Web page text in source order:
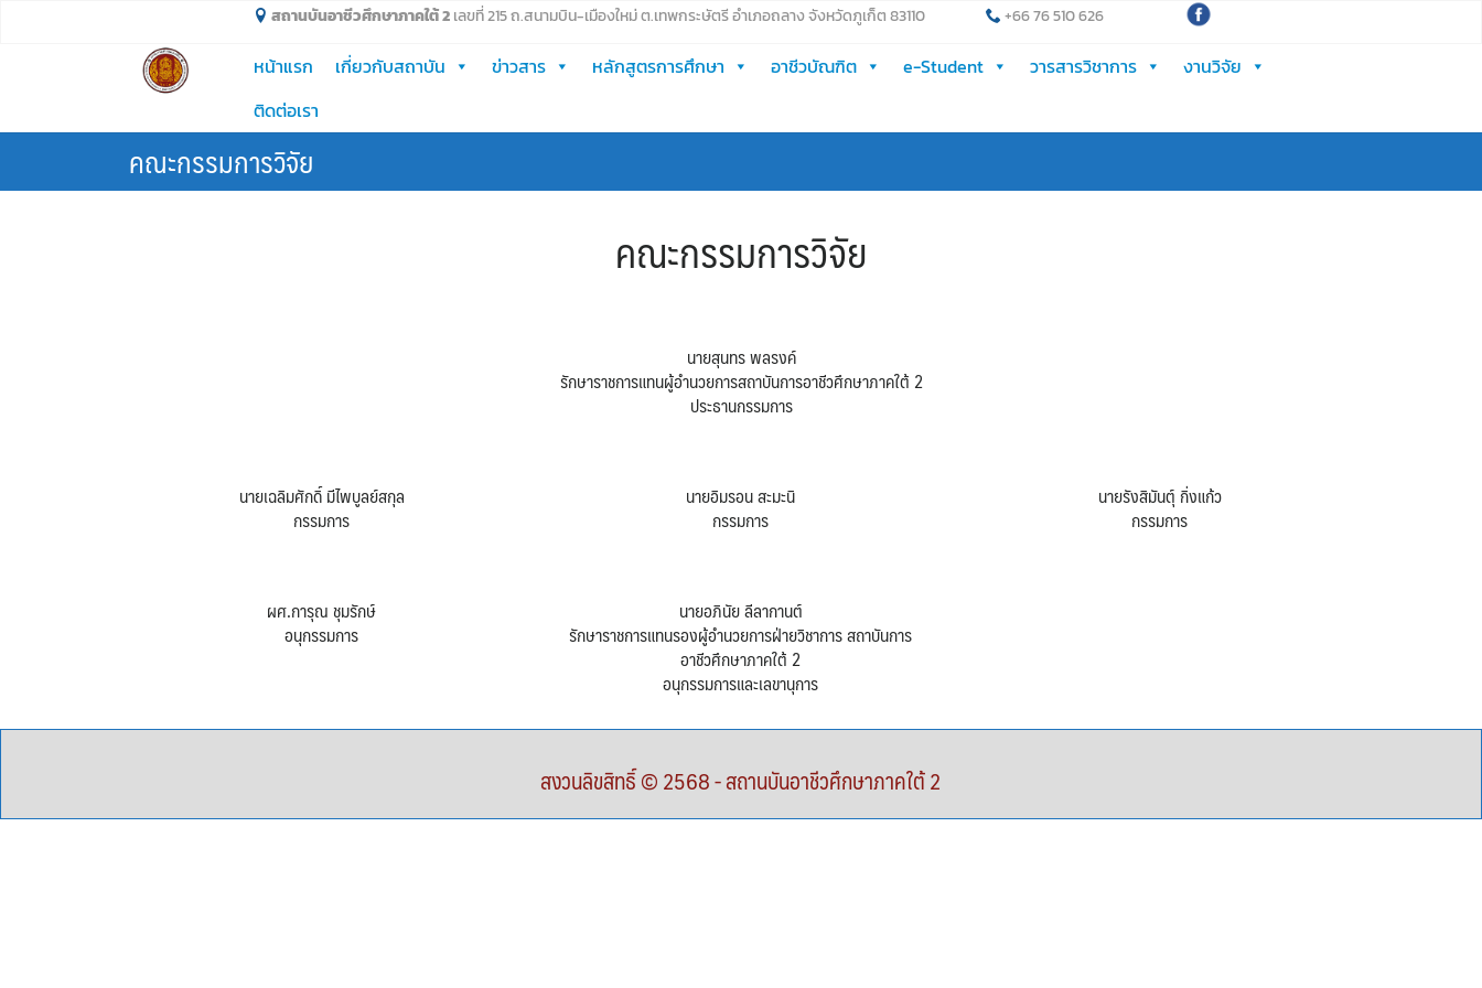
สถานบันอาชีวศึกษาภาคใต้ 2เลขที่ 215 ถ.สนามบิน-เมืองใหม่ ต.เทพกระษัตรี อำเภอถลาง จังหวัดภูเก็ต 83110 +66 76 510 626
หน้าแรก เกี่ยวกับสถาบัน ข่าวสาร หลักสูตรการศึกษา อาชีวบัณฑิต e-Student วารสารวิชาการ
งานวิจัย
ติดต่อเรา
คณะกรรมการวิจัย
คณะกรรมการวิจัย
นายสุนทร พลรงค์
รักษาราชการแทนผู้อำนวยการสถาบันการอาชีวศึกษาภาคใต้ 2
ประธานกรรมการ
นายเฉลิมศักดิ์ มีไพบูลย์สกุล
กรรมการ
นายอิมรอน สะมะนิ
กรรมการ
นายรังสิมันตุ์ กิ่งแก้ว
กรรมการ
ผศ.การุณ ชุมรักษ์
อนุกรรมการ
นายอภินัย ลีลากานต์
รักษาราชการแทนรองผู้อำนวยการฝ่ายวิชาการ สถาบันการ
อาชีวศึกษาภาคใต้ 2
อนุกรรมการและเลขานุการ
สงวนลิขสิทธิ์ © 2568 - สถานบันอาชีวศึกษาภาคใต้ 2